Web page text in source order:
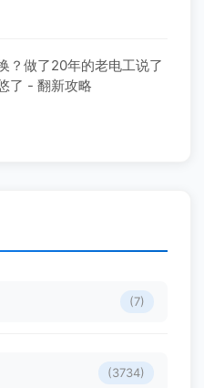
？做了20年的老电工说了
了 - 翻新攻略
(7)
(3734)